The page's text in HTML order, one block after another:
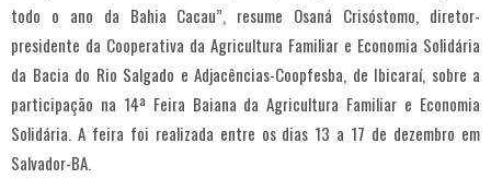
todo o ano da Bahia Cacau”, resume Osaná Crisóstomo, diretor-
presidente da Cooperativa da Agricultura Familiar e Economia Solidária
da Bacia do Rio Salgado e Adjacências-Coopfesba, de Ibicaraí, sobre a
participação na 14ª Feira Baiana da Agricultura Familiar e Economia
Solidária. A feira foi realizada entre os dias 13 a 17 de dezembro em
Salvador-BA.